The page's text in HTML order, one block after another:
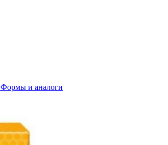
Формы и аналоги